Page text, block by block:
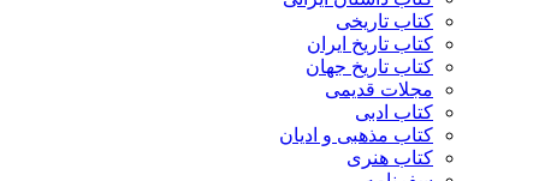
کتاب تاریخی
کتاب تاریخ ایران
کتاب تاریخ جهان
مجلات قدیمی
کتاب ادبی
کتاب مذهبی و ادیان
کتاب هنری